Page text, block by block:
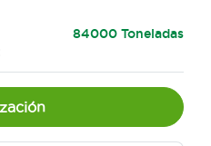
84000 Toneladas